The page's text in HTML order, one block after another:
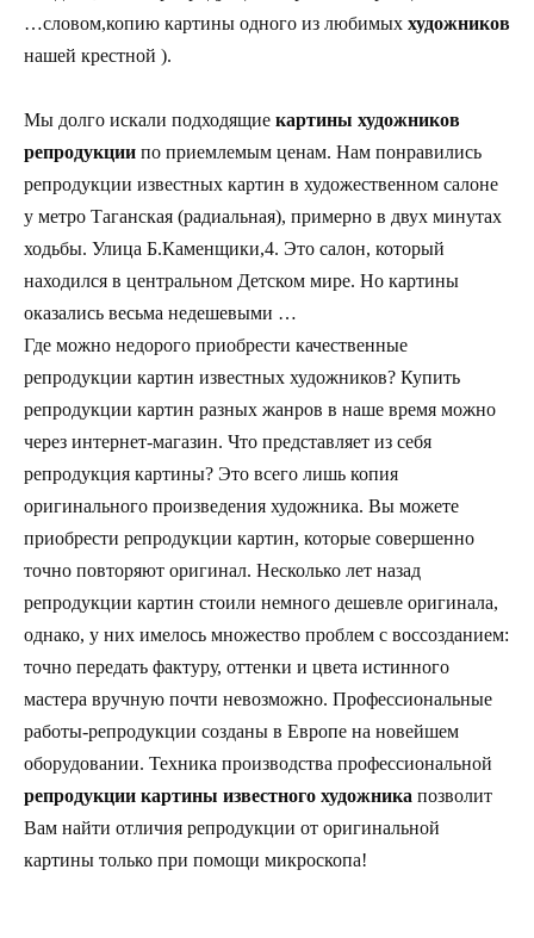
…словом,копию картины одного из любимых художников
нашей крестной ).
Мы долго искали подходящие картины художников
репродукции по приемлемым ценам. Нам понравились
репродукции известных картин в художественном салоне
у метро Таганская (радиальная), примерно в двух минутах
ходьбы. Улица Б.Каменщики,4. Это салон, который
находился в центральном Детском мире. Но картины
оказались весьма недешевыми …
Где можно недорого приобрести качественные
репродукции картин известных художников? Купить
репродукции картин разных жанров в наше время можно
через интернет-магазин. Что представляет из себя
репродукция картины? Это всего лишь копия
оригинального произведения художника. Вы можете
приобрести репродукции картин, которые совершенно
точно повторяют оригинал. Несколько лет назад
репродукции картин стоили немного дешевле оригинала,
однако, у них имелось множество проблем с воссозданием:
точно передать фактуру, оттенки и цвета истинного
мастера вручную почти невозможно. Профессиональные
работы-репродукции созданы в Европе на новейшем
оборудовании. Техника производства профессиональной
репродукции картины известного художника позволит
Вам найти отличия репродукции от оригинальной
картины только при помощи микроскопа!